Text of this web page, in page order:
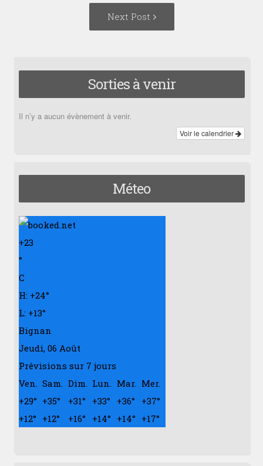
Next Post
Post:
Sorties à venir
Il n’y a aucun évènement à venir.
Voir le calendrier
Méteo
+23
°
C
H: +24°
L: +13°
Bignan
Jeudi, 06 Août
Prévisions sur 7 jours
Ven. Sam. Dim. Lun. Mar. Mer.
+29° +35° +31° +33° +36° +37°
+12° +12° +16° +14° +14° +17°